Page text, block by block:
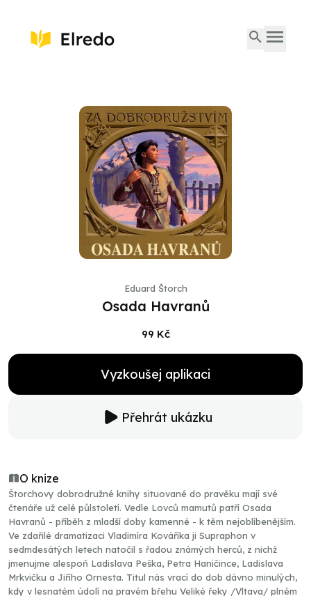
Eduard Štorch
Osada Havranů
99 Kč
Vyzkoušej aplikaci
Přehrát ukázku
O knize
Štorchovy dobrodružné knihy situované do pravěku mají své
čtenáře už celé půlstoletí. Vedle Lovců mamutů patří Osada
Havranů - příběh z mladší doby kamenné - k těm nejoblíbenějším.
Ve zdařilé dramatizaci Vladimíra Kováříka ji Supraphon v
sedmdesátých letech natočil s řadou známých herců, z nichž
jmenujme alespoň Ladislava Peška, Petra Haničince, Ladislava
Mrkvičku a Jiřího Ornesta. Titul nás vrací do dob dávno minulých,
kdy v lesnatém údolí na pravém břehu Veliké řeky /Vltava/ plném